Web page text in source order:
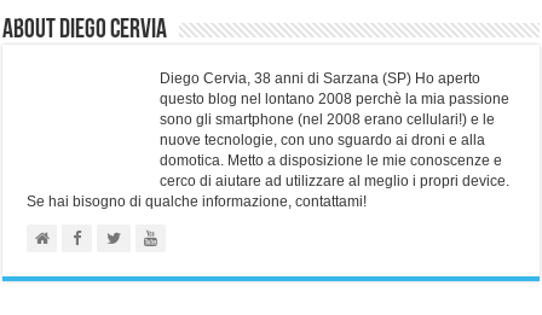
About Diego Cervia
Diego Cervia, 38 anni di Sarzana (SP) Ho aperto
questo blog nel lontano 2008 perchè la mia passione
sono gli smartphone (nel 2008 erano cellulari!) e le
nuove tecnologie, con uno sguardo ai droni e alla
domotica. Metto a disposizione le mie conoscenze e
cerco di aiutare ad utilizzare al meglio i propri device.
Se hai bisogno di qualche informazione, contattami!